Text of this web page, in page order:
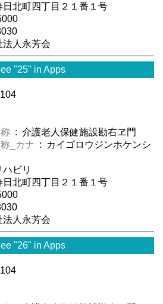
北町四丁目２１番１号
人永芳会
"25" in Apps
: 介護老人保健施設勘右ヱ門
_カナ : カイゴロウジンホケンシ
ビリ
北町四丁目２１番１号
人永芳会
"26" in Apps